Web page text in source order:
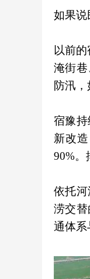
如果说
以前
淹街
防汛
宿豫
新改
90%。
依托
涝交
通体系